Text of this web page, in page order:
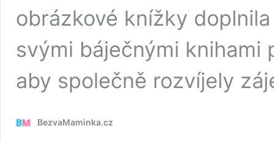
obrázkové knížky
svými báječnými knihami
aby společně rozvíjely
BezvaMaminka.cz